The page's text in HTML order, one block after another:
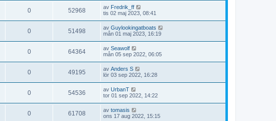
0 52968 av Fredrik_ff
tis 02 maj 2023, 08:41
0 51498 av Guylookingatboats
mån 01 maj 2023, 16:19
0 64364 av Seawolf
mån 05 sep 2022, 06:05
0 49195 av Anders S
lör 03 sep 2022, 16:28
0 54536 av UrbanT
tor 01 sep 2022, 14:22
0 61708 av tomasis
ons 17 aug 2022, 15:15